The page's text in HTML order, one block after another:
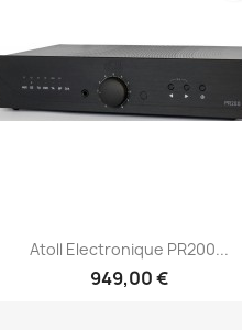
Aperçu rapide
Atoll Electronique PR200...
949,00 €